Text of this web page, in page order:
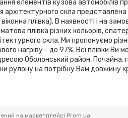
елементів кузова
архітектурного скла представлена
плівка). В наявності і на
плівка різних кольорів,
скла. Ми пропонуємо
нагріву - до 97%. Всі плівки Ви
Оболонський район,
рулону на потрібну Вам довжину
на маркетплейсі Prom.ua